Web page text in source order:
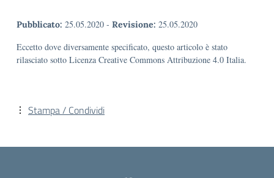
Pubblicato: 25.05.2020 - Revisione: 25.05.2020
Eccetto dove diversamente specificato, questo articolo è stato
rilasciato sotto Licenza Creative Commons Attribuzione 4.0 Italia.
Stampa / Condividi